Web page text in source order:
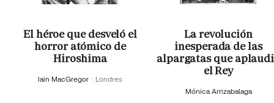
El héroe que desveló el
horror atómico de
Hiroshima
Iain MacGregor Londres
La revolución
inesperada de las
alpargatas que
el Rey
Mónica Arrizabalaga